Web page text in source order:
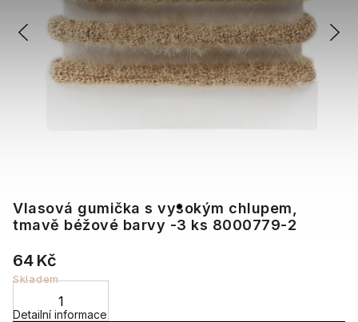
Vlasová gumička s vysokým chlupem,
tmavě béžové barvy -3 ks 8000779-2
64 Kč
Skladem
Detailní informace